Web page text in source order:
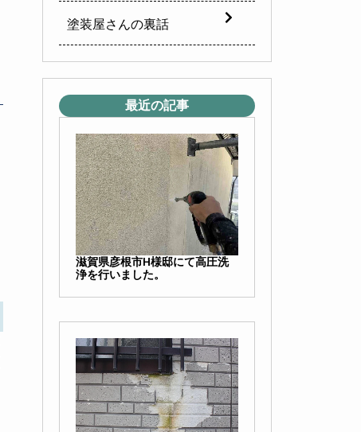
塗装屋さんの裏話
最近の記事
滋賀県彦根市H様邸にて高圧洗
浄を行いました。